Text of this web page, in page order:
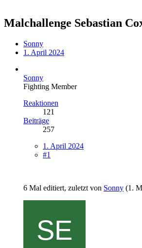
Malchallenge Sebastian
Sonny
1. April 2024
Sonny
Fighting Member
Reaktionen
121
Beiträge
257
1. April 2024
#1
6 Mal editiert, zuletzt von Sonny (1.